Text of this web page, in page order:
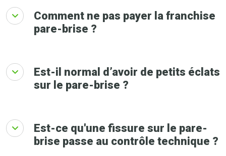
Comment ne pas payer la franchise
pare-brise ?
Est-il normal d’avoir de petits éclats
sur le pare-brise ?
Est-ce qu'une fissure sur le pare-
brise passe au contrôle technique ?